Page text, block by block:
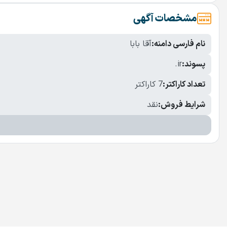
مشخصات آگهی
نام فارسی دامنه:آقا بابا
پسوند:.ir
تعداد کاراکتر:7 کاراکتر
شرایط فروش:نقد